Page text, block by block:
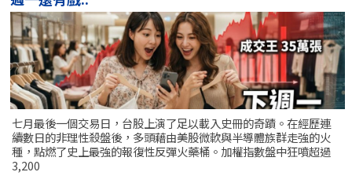
七月最後一個交易日，台股上演了足以載入史冊的奇蹟。在經歷連
續數日的非理性殺盤後，多頭藉由美股微軟與半導體族群走強的火
種，點燃了史上最強的報復性反彈火藥桶。加權指數盤中狂噴超過
3,200